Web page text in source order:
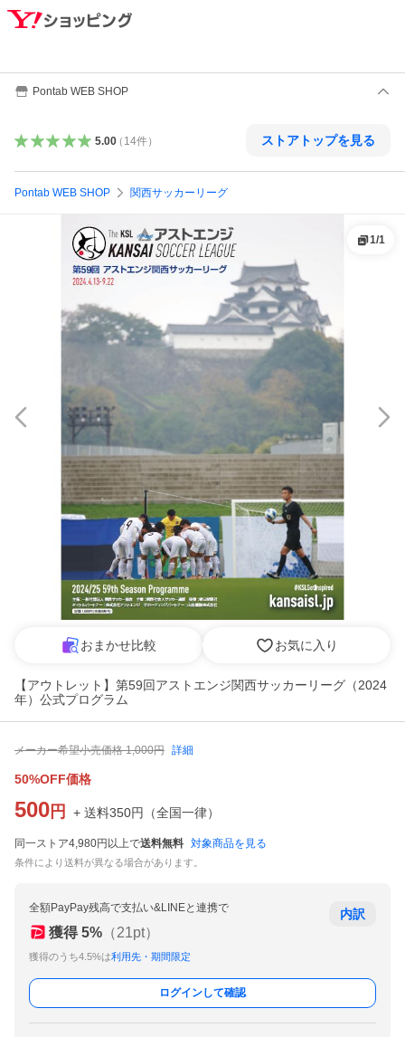
Pontab WEB SHOP
5.00（ 14件） ストアトップを見る
Pontab WEB SHOP 関西サッカーリーグ
1/1
おまかせ比較 お気に入り
【アウトレット】第59回アストエンジ関西サッカーリーグ（2024
年）公式プログラム
メーカー希望小売価格 1,000円 詳細
50%OFF価格
500 円 + 送料350円 （全国一律）
同一ストア4,980円以上で送料無料 対象商品を見る
条件により送料が異なる場合があります。
全額PayPay残高で支払い&LINEと連携で
獲得 5% （21pt）
獲得のうち4.5%は利用先・期間限定
内訳
ログインして確認